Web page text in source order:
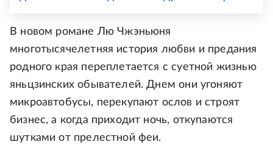
В новом романе Лю Чжэньюня
многотысячелетняя история любви и предания
родного края переплетается с суетной жизнью
яньцзинских обывателей. Днем они угоняют
микроавтобусы, перекупают ослов и строят
бизнес, а когда приходит ночь, откупаются
шутками от прелестной феи.